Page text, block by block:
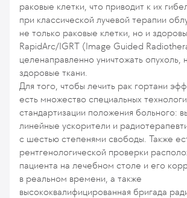
раковые клетки, что приводит к их
при классической лучевой терапии
не только раковые клетки, но и
RapidArc/IGRT (Image Guided
целенаправленно уничтожать опухоль,
здоровые ткани.
Для того, чтобы лечить рак гортани
есть множество специальных
стандартизации положения больного:
линейные ускорители и
с шестью степенями свободы. Также
рентгенологической проверки
пациента на лечебном столе и его
в реальном времени, а также
высококвалифицированная бригада